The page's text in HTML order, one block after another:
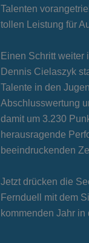
Talenten
tollen Leistung für
Einen Schritt weiter
Dennis Cielaszyk
Talente in den
Abschlusswertung
damit um 3.230
herausragende
beeindruckenden
Jetzt drücken die
Fernduell mit dem
kommenden Jahr